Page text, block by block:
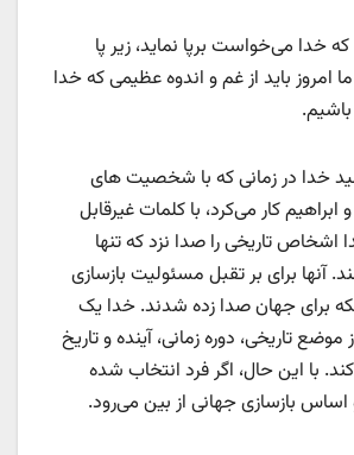
که خدا می‌خواست برپا نماید، زیر پا
امروز باید از غم و اندوه عظیمی که خدا
خدا در زمانی که با شخصیت های
ابراهیم کار می‌کرد، با کلمات غیرقابل
تاریخی را صدا نزد که تنها
آنها برای بر تقبل مسئولیت بازسازی
برای جهان صدا زده شدند. خدا یک
تاریخی، دوره زمانی، آینده و تاریخ
با این حال، اگر فرد انتخاب شده
اساس بازسازی جهانی از بین می‌رود.